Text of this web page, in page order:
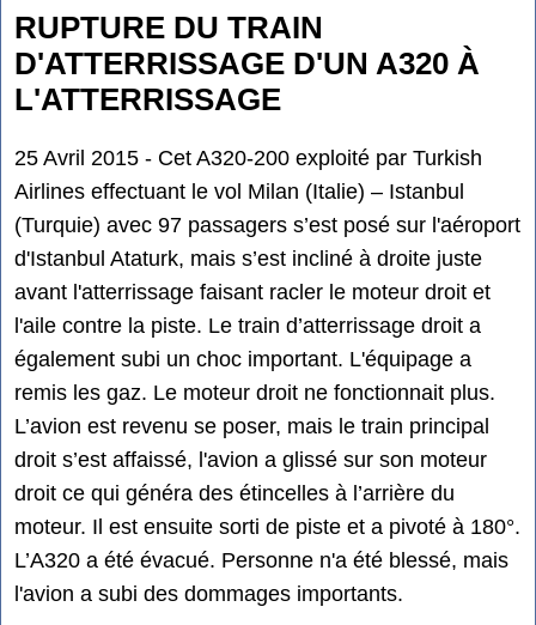
RUPTURE DU TRAIN
D'ATTERRISSAGE D'UN A320 À
L'ATTERRISSAGE
25 Avril 2015 - Cet A320-200 exploité par Turkish
Airlines effectuant le vol Milan (Italie) – Istanbul
(Turquie) avec 97 passagers s’est posé sur l'aéroport
d'Istanbul Ataturk, mais s’est incliné à droite juste
avant l'atterrissage faisant racler le moteur droit et
l'aile contre la piste. Le train d’atterrissage droit a
également subi un choc important. L'équipage a
remis les gaz. Le moteur droit ne fonctionnait plus.
L’avion est revenu se poser, mais le train principal
droit s’est affaissé, l'avion a glissé sur son moteur
droit ce qui généra des étincelles à l’arrière du
moteur. Il est ensuite sorti de piste et a pivoté à 180°.
L’A320 a été évacué. Personne n'a été blessé, mais
l'avion a subi des dommages importants.